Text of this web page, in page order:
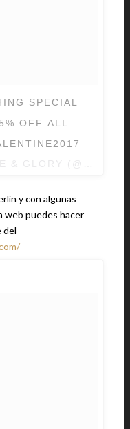
SPECIAL
OFF ALL
y con algunas
web puedes hacer
del